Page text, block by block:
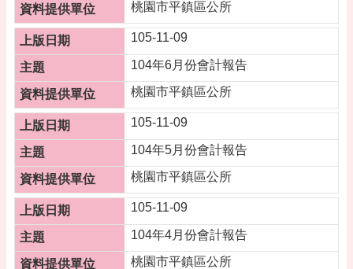
關
通
錄
相
關
料
活
動
報
名
專
區
桃園市平鎮區公所
105-11-09
104年6月份會計報告
桃園市平鎮區公所
105-11-09
104年5月份會計報告
桃園市平鎮區公所
105-11-09
104年4月份會計報告
桃園市平鎮區公所